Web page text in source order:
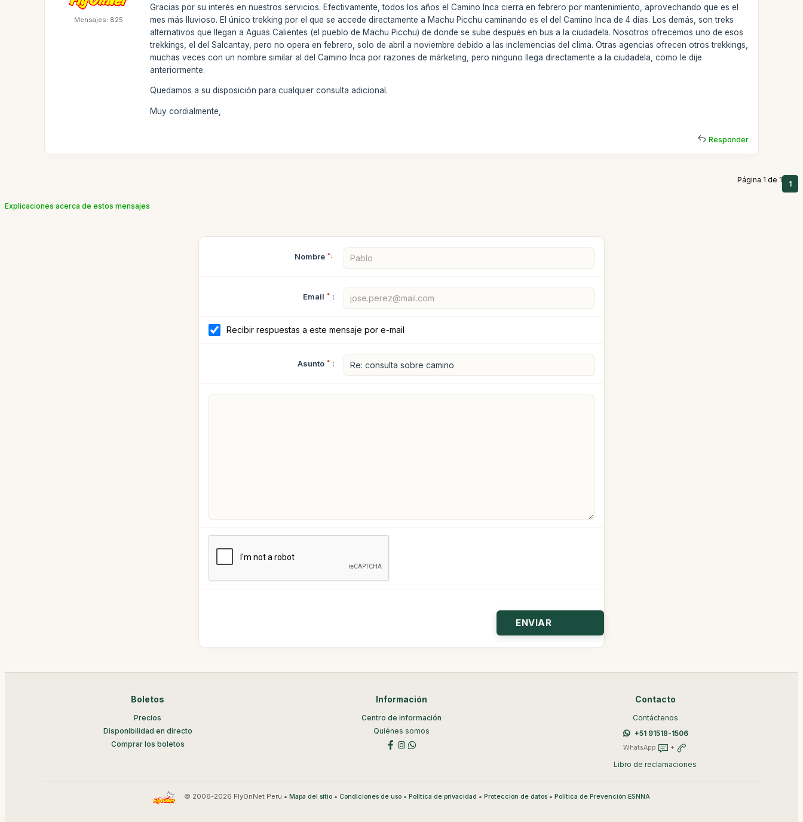
Mensajes: 825
Gracias por su interés en nuestros servicios. Efectivamente, todos los años el Camino Inca cierra en febrero por mantenimiento, aprovechando que es el
mes más lluvioso. El único trekking por el que se accede directamente a Machu Picchu caminando es el del Camino Inca de 4 días. Los demás, son treks
alternativos que llegan a Aguas Calientes (el pueblo de Machu Picchu) de donde se sube después en bus a la ciudadela. Nosotros ofrecemos uno de esos
trekkings, el del Salcantay, pero no opera en febrero, solo de abril a noviembre debido a las inclemencias del clima. Otras agencias ofrecen otros trekkings,
muchas veces con un nombre similar al del Camino Inca por razones de márketing, pero ninguno llega directamente a la ciudadela, como le dije
anteriormente.
Quedamos a su disposición para cualquier consulta adicional.
Muy cordialmente,
Responder
Página 1 de 1 1
Explicaciones acerca de estos mensajes
Nombre *:
Email * :
Recibir respuestas a este mensaje por e-mail
Asunto * :
Boletos
Precios
Disponibilidad en directo
Comprar los boletos
Información
Centro de información
Quiénes somos
Contacto
Contáctenos
+51 91518-1506
WhatsApp +
Libro de reclamaciones
© 2006-2026 FlyOnNet Peru •Mapa del sitio •Condiciones de uso •Política de privacidad •Protección de datos •Política de Prevención ESNNA